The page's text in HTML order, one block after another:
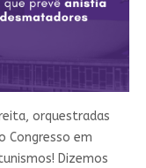
orquestradas
Congresso em
Dizemos